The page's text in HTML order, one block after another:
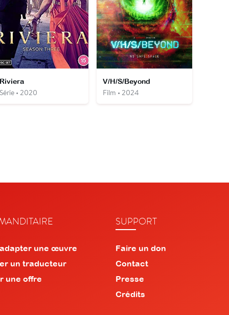
• 2020
V/H/S/Beyond
Film • 2024
une œuvre
un traducteur
une offre
SUPPORT
Faire un don
Contact
Presse
Crédits